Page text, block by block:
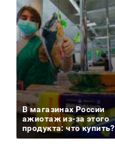
В магазинах России
ажиотаж из-за этого
продукта: что купить?